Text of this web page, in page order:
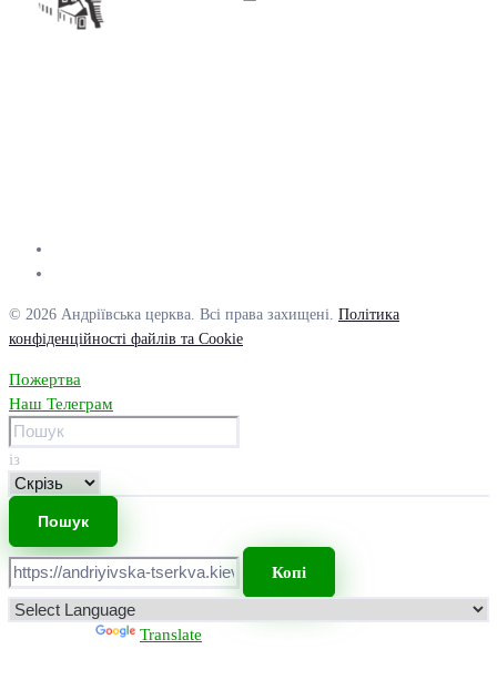
© 2026 Андріївська церква. Всі права захищені. Політика
конфіденційності файлів та Cookie
Пожертва
Наш Телеграм
із
Копі
Translate